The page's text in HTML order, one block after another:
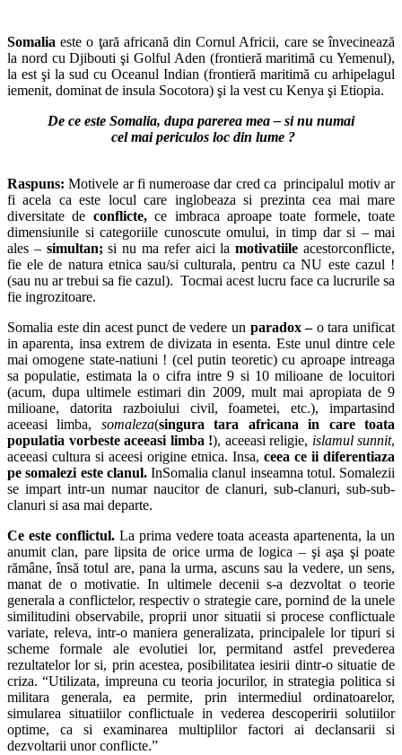
Somalia este o ţară africană din Cornul Africii, care se învecinează
la nord cu Djibouti şi Golful Aden (frontieră maritimă cu Yemenul),
la est şi la sud cu Oceanul Indian (frontieră maritimă cu arhipelagul
iemenit, dominat de insula Socotora) şi la vest cu Kenya şi Etiopia.
De ce este Somalia, dupa parerea mea – si nu numai
cel mai periculos loc din lume ?
Raspuns:Motivele ar fi numeroase dar cred ca principalul motiv ar
fi acela ca este locul care inglobeaza si prezinta cea mai mare
diversitate de conflicte,ce imbraca aproape toate formele, toate
dimensiunile si categoriile cunoscute omului, in timp dar si – mai
ales – simultan;si nu ma refer aici lamotivatiile acestorconflicte,
fie ele de natura etnica sau/si culturala, pentru ca NU este cazul !
(sau nu ar trebui sa fie cazul). Tocmai acest lucru face ca lucrurile sa
fie ingrozitoare.
Somalia este din acest punct de vedere un paradox – o tara unificat
in aparenta, insa extrem de divizata in esenta. Este unul dintre cele
mai omogene state-natiuni ! (cel putin teoretic) cu aproape intreaga
sa populatie, estimata la o cifra intre 9 si 10 milioane de locuitori
(acum, dupa ultimele estimari din 2009, mult mai apropiata de 9
milioane, datorita razboiului civil, foametei, etc.), impartasind
aceeasi limba, somaleza(singura tara africana in care toata
populatia vorbeste aceeasi limba !), aceeasi religie, islamul sunnit,
aceeasi cultura si aceesi origine etnica. Insa, ceea ce ii diferentiaza
pe somalezi este clanul.InSomalia clanul inseamna totul. Somalezii
se impart intr-un numar naucitor de clanuri, sub-clanuri, sub-sub-
clanuri si asa mai departe.
Ce este conflictul. La prima vedere toata aceasta apartenenta, la un
anumit clan, pare lipsita de orice urma de logica – şi aşa şi poate
rămâne, însă totul are, pana la urma, ascuns sau la vedere, un sens,
manat de o motivatie. In ultimele decenii s-a dezvoltat o teorie
generala a conflictelor, respectiv o strategie care, pornind de la unele
similitudini observabile, proprii unor situatii si procese conflictuale
variate, releva, intr-o maniera generalizata, principalele lor tipuri si
scheme formale ale evolutiei lor, permitand astfel prevederea
rezultatelor lor si, prin acestea, posibilitatea iesirii dintr-o situatie de
criza. “Utilizata, impreuna cu teoria jocurilor, in strategia politica si
militara generala, ea permite, prin intermediul ordinatoarelor,
simularea situatiilor conflictuale in vederea descoperirii solutiilor
optime, ca si examinarea multiplilor factori ai declansarii si
dezvoltarii unor conflicte.”